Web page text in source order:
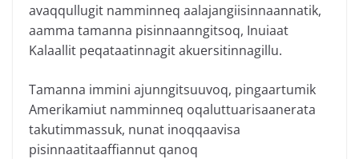
avaqqullugit namminneq aalajangiisinnaannatik,
aamma tamanna pisinnaanngitsoq, Inuiaat
Kalaallit peqataatinnagit akuersitinnagillu.
Tamanna immini ajunngitsuuvoq, pingaartumik
Amerikamiut namminneq oqaluttuarisaanerata
takutimmassuk, nunat inoqqaavisa
pisinnaatitaaffiannut qanoq